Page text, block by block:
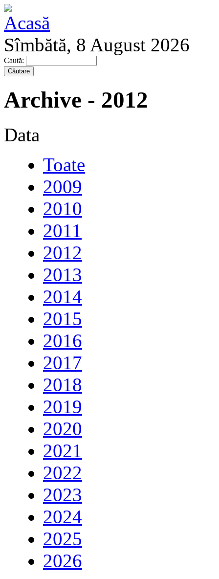
Sîmbătă, 8 August 2026
Caută:
Archive - 2012
Data
Toate
2009
2010
2011
2012
2013
2014
2015
2016
2017
2018
2019
2020
2021
2022
2023
2024
2025
2026